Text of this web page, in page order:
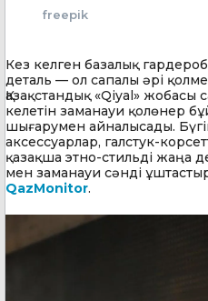
freepik
Кез келген базалық
деталь — ол сапалы әрі
Қазақстандық «Qiyal» жобасы
келетін заманауи қолөнер
шығарумен айналысады.
аксессуарлар, галстук-
қазақша этно-стильді жаңа
мен заманауи сәнді
QazMonitor.